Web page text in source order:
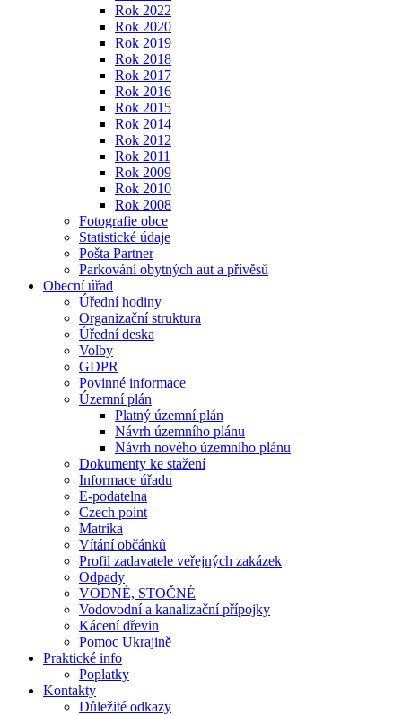
Rok 2022
Rok 2020
Rok 2019
Rok 2018
Rok 2017
Rok 2016
Rok 2015
Rok 2014
Rok 2012
Rok 2011
Rok 2009
Rok 2010
Rok 2008
Fotografie obce
Statistické údaje
Pošta Partner
Parkování obytných aut a přívěsů
Obecní úřad
Úřední hodiny
Organizační struktura
Úřední deska
Volby
GDPR
Povinné informace
Územní plán
Platný územní plán
Návrh územního plánu
Návrh nového územního plánu
Dokumenty ke stažení
Informace úřadu
E-podatelna
Czech point
Matrika
Vítání občánků
Profil zadavatele veřejných zakázek
Odpady
VODNÉ, STOČNÉ
Vodovodní a kanalizační přípojky
Kácení dřevin
Pomoc Ukrajině
Praktické info
Poplatky
Kontakty
Důležité odkazy